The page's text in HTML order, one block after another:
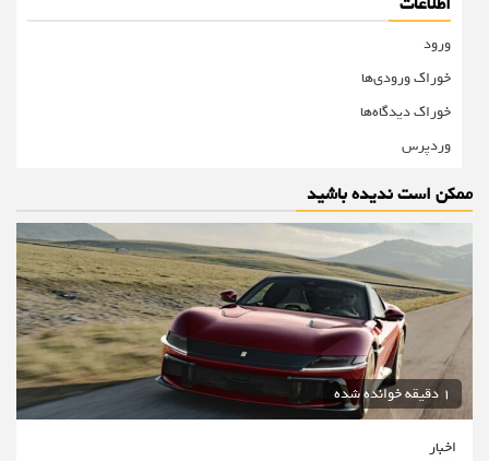
ورود
خوراک ورودی‌ها
خوراک دیدگاه‌ها
وردپرس
ممکن است ندیده باشید
1 دقیقه خوانده شده
اخبار